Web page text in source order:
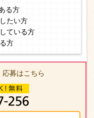
る方
たい方
ている方
方
募はこちら